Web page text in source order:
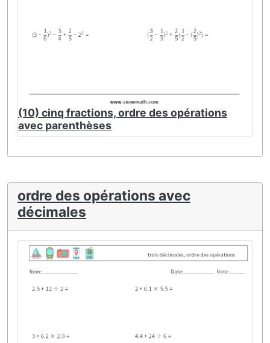
(10) cinq fractions, ordre des opérations
avec parenthèses
ordre des opérations avec
décimales